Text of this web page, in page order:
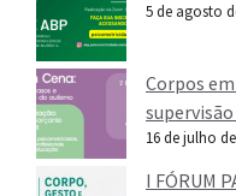
5 de agosto
Corpos
16 de julho
I FÓRUM